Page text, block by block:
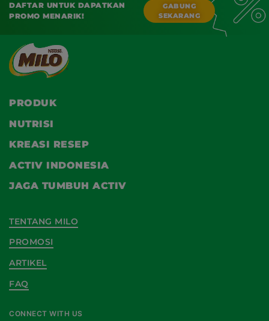
DAFTAR UNTUK DAPATKAN
PROMO MENARIK!
GABUNG
SEKARANG
PRODUK
NUTRISI
KREASI RESEP
ACTIV INDONESIA
JAGA TUMBUH ACTIV
TENTANG MILO
PROMOSI
ARTIKEL
FAQ
CONNECT WITH US